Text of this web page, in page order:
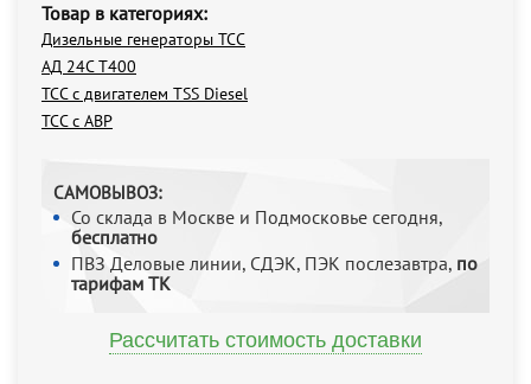
Товар в категориях:
Дизельные генераторы ТСС
АД 24С Т400
ТСС с двигателем TSS Diesel
ТСС с АВР
САМОВЫВОЗ:
Со склада в Москве и Подмосковье сегодня,
бесплатно
ПВЗ Деловые линии, СДЭК, ПЭК послезавтра, по
тарифам ТК
Рассчитать стоимость доставки